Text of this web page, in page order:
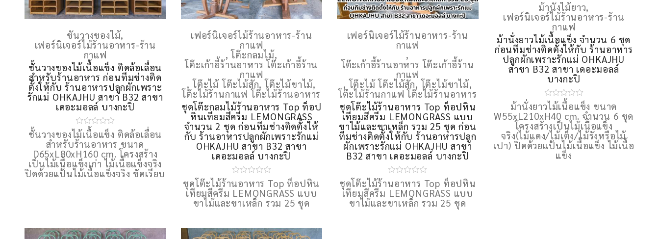
ชั้นวางของไม้,
เฟอร์นิเจอร์ไม้ร้านอาหาร-ร้าน
กาแฟ
ชั้นวางของไม้เนื้อแข็ง ติดล้อเลื่อน
สำหรับร้านอาหาร ก่อนทีมช่างติด
ตั้งให้กับ ร้านอาหารปลูกผักเพราะ
รักแม่ OHKAJHU สาขา B32 สาขา
เดอะมอลล์ บางกะปิ
ชั้นวางของไม้เนื้อแข็ง ติดล้อเลื่อน
สำหรับร้านอาหาร ขนาด
D65xL80xH160 cm. โครงสร้าง
เป็นไม้เนื้อแข็งเก่า ไม้เนื้อแข็งจริง
ปิดด้วยแป้นไม้เนื้อแข็งจริง ขัดเรียบ
เฟอร์นิเจอร์ไม้ร้านอาหาร-ร้าน
กาแฟ
,โต๊ะกลมไม้,
โต๊ะเก้าอี้ร้านอาหาร โต๊ะเก้าอี้ร้าน
กาแฟ
,โต๊ะไม้ โต๊ะไม้สัก,โต๊ะไม้ขาไม้,
โต๊ะไม้ร้านกาแฟ โต๊ะไม้ร้านอาหาร
ชุดโต๊ะกลมไม้ร้านอาหาร Top ท็อป
หินเทียมสีครีม LEMONGRASS
จำนวน 2 ชุด ก่อนทีมช่างติดตั้งให้
กับ ร้านอาหารปลูกผักเพราะรักแม่
OHKAJHU สาขา B32 สาขา
เดอะมอลล์ บางกะปิ
ชุดโต๊ะไม้ร้านอาหาร Top ท็อปหิน
เทียมสีครีม LEMONGRASS แบบ
ขาไม้และขาเหล็ก รวม 25 ชุด
เฟอร์นิเจอร์ไม้ร้านอาหาร-ร้าน
กาแฟ
,
โต๊ะเก้าอี้ร้านอาหาร โต๊ะเก้าอี้ร้าน
กาแฟ
,โต๊ะไม้ โต๊ะไม้สัก,โต๊ะไม้ขาไม้,
โต๊ะไม้ร้านกาแฟ โต๊ะไม้ร้านอาหาร
ชุดโต๊ะไม้ร้านอาหาร Top ท็อปหิน
เทียมสีครีม LEMONGRASS แบบ
ขาไม้และขาเหล็ก รวม 25 ชุด ก่อน
ทีมช่างติดตั้งให้กับ ร้านอาหารปลูก
ผักเพราะรักแม่ OHKAJHU สาขา
B32 สาขา เดอะมอลล์ บางกะปิ
ชุดโต๊ะไม้ร้านอาหาร Top ท็อปหิน
เทียมสีครีม LEMONGRASS แบบ
ขาไม้และขาเหล็ก รวม 25 ชุด
ม้านั่งไม้ยาว,
เฟอร์นิเจอร์ไม้ร้านอาหาร-ร้าน
กาแฟ
ม้านั่งยาวไม้เนื้อแข็ง จำนวน 6 ชุด
ก่อนทีมช่างติดตั้งให้กับ ร้านอาหาร
ปลูกผักเพราะรักแม่ OHKAJHU
สาขา B32 สาขา เดอะมอลล์
บางกะปิ
ม้านั่งยาวไม้เนื้อแข็ง ขนาด
W55xL210xH40 cm. จำนวน 6 ชุด
โครงสร้างเป็นไม้เนื้อแข็ง
จริง(ไม้แดง/ไม้เต็ง/ไม้รังหรือไม้
เปา) ปิดด้วยแป้นไม้เนื้อแข็ง ไม้เนื้อ
แข็ง